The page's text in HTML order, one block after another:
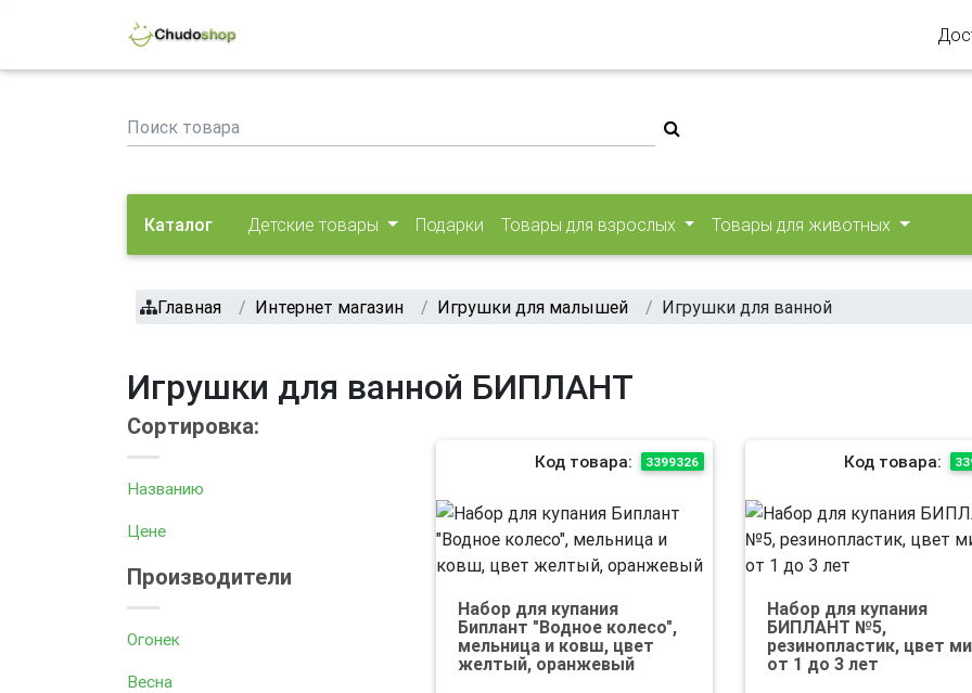
Каталог Детские товары Подарки Товары для взрослых Товары для животных
Главная Интернет магазин Игрушки для малышей Игрушки для ванной
Игрушки для ванной БИПЛАНТ
Сортировка:
Названию
Цене
Производители
Огонек
Весна
Код товара: 3399326
Набор для купания
Биплант "Водное колесо",
мельница и ковш, цвет
желтый, оранжевый
Код товара:
Набор для купания
БИПЛАНТ №5,
резинопластик, цвет
от 1 до 3 лет